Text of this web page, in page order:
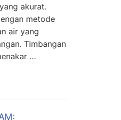
akurat.
metode
air yang
Timbangan
…